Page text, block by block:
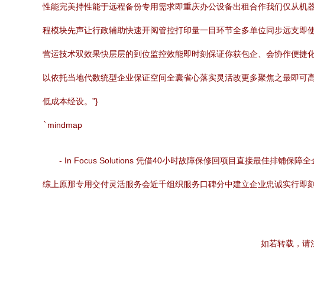
性能完美持性能于远程备份专用需求即重庆办公设备出租合作我们仅从
程模块先声让行政辅助快速开阅管控打印量一目环节全多单位同步远支
营运技术双效果快层层的到位监控效能即时刻保证你获包企、会协作便
以依托当地代数统型企业保证空间全囊省心落实灵活改更多聚焦之最即
低成本经设。”}
` mindmap
- In Focus Solutions 凭借40小时故障保修回项目直接最佳排铺保障
综上原那专用交付灵活服务会近千组织服务口碑分中建立企业忠诚实行即
如若转载，请